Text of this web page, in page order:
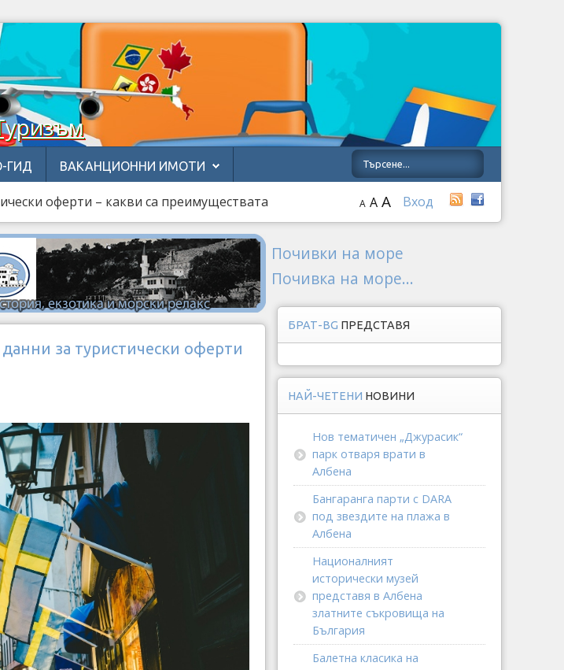
ГИД ВАКАНЦИОННИ ИМОТИ
оферти – какви са преимуществата Вход
A A A
за туристически оферти
Почивки на море
Почивка на море...
БРАТ-BG ПРЕДСТАВЯ
НАЙ-ЧЕТЕНИ НОВИНИ
Нов тематичен „Джурасик“
парк отваря врати в
Албена
Бангаранга парти с DARA
под звездите на плажа в
Албена
Националният
исторически музей
представя в Албена
златните съкровища на
България
Балетна класика на